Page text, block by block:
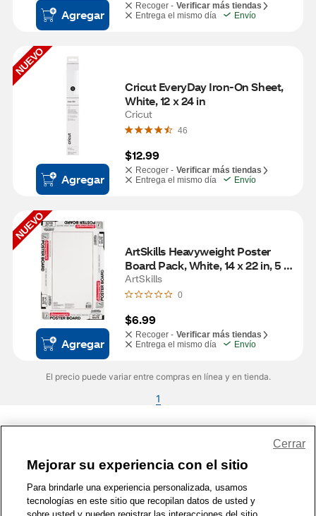
Agregar
Recoger - Verificar más tiendas
Entrega el mismo día
Envío
NUEVO
Agregar
Cricut EveryDay Iron-On Sheet,
White, 12 x 24 in
Cricut
46
$12.99
Recoger - Verificar más tiendas
Entrega el mismo día
Envío
NUEVO
Agregar
ArtSkills Heavyweight Poster
Board Pack, White, 14 x 22 in, 5
ct
ArtSkills
0
$6.99
Recoger - Verificar más tiendas
Entrega el mismo día
Envío
El precio puede variar entre compras en línea y en tienda.
1
1-800-679-9691 | Contáctenos | Términos de Uso | Accesibilidad
Política de Privacidad | WA Privacy Policy | Mapa del sitio
Mejorar su experiencia con el sitio
Para brindarle una experiencia personalizada, usamos
tecnologías en este sitio que recopilan datos de usted y
Cerrar